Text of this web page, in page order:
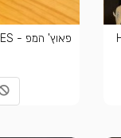
פאוץ' המפ - HIMALAYAN BEIGE STRIPES